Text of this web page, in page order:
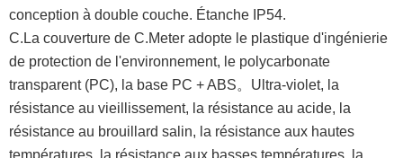
conception à double couche. Étanche IP54.
C.La couverture de C.Meter adopte le plastique d'ingénierie
de protection de l'environnement, le polycarbonate
transparent (PC), la base PC + ABS。Ultra-violet, la
résistance au vieillissement, la résistance au acide, la
résistance au brouillard salin, la résistance aux hautes
températures, la résistance aux basses températures, la